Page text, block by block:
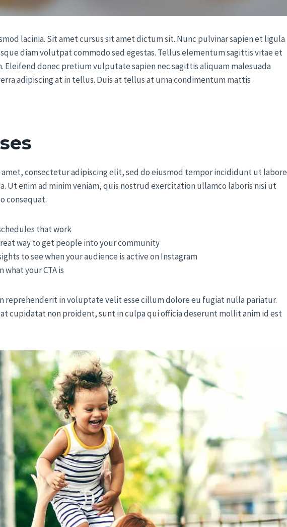
lacinia. Sit amet cursus sit amet dictum sit. Nunc pulvinar sapien et ligula
diam volutpat commodo sed egestas. Tellus elementum sagittis vitae et
Eleifend donec pretium vulputate sapien nec sagittis aliquam malesuada
adipiscing at in tellus. Duis at tellus at urna condimentum mattis
consectetur adipiscing elit, sed do eiusmod tempor incididunt ut labore
Ut enim ad minim veniam, quis nostrud exercitation ullamco laboris nisi ut
consequat.
that work
way to get people into your community
to see when your audience is active on Instagram
what your CTA is
reprehenderit in voluptate velit esse cillum dolore eu fugiat nulla pariatur.
cupidatat non proident, sunt in culpa qui officia deserunt mollit anim id est